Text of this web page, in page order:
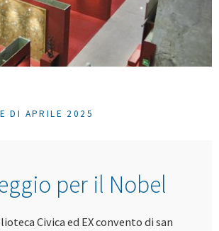
DI APRILE 2025
per il Nobel
Civica ed EX convento di san